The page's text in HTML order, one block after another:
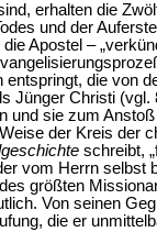
erhalten die
und der
Apostel –
die von
Jünger Christi
und sie zum
der Kreis der
schreibt,
vom Herrn
größten
Von seinen
die er